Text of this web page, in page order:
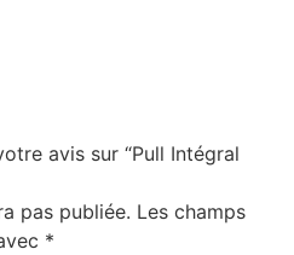
avis sur “Pull Intégral
pas publiée. Les champs
*